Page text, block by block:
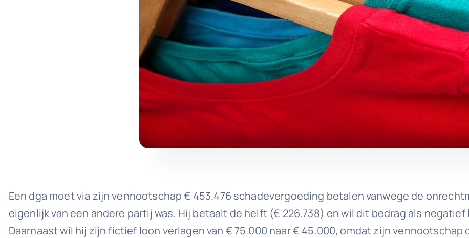
Een dga moet via zijn vennootschap € 453.476 schadevergoeding betalen vanwege de
eigenlijk van een andere partij was. Hij betaalt de helft (€ 226.738) en wil dit bedrag als
Daarnaast wil hij zijn fictief loon verlagen van € 75.000 naar € 45.000, omdat zijn